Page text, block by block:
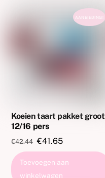
AANBIEDING!
Koeien taart pakket groot
12/16 pers
€42.44 Oorspronkelijke
prijs
was:
€41.65Huidige
prijs
is:
Toevoegen aan
winkelwagen